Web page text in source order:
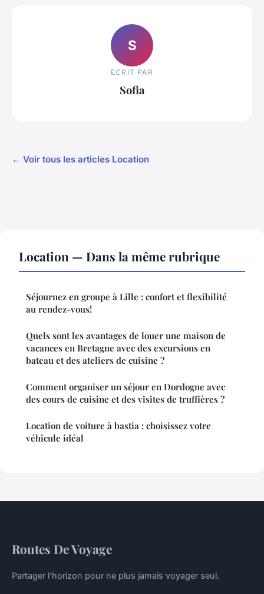
S
ECRIT PAR
Sofia
← Voir tous les articles Location
Location — Dans la même rubrique
Séjournez en groupe à Lille : confort et flexibilité
au rendez-vous!
Quels sont les avantages de louer une maison de
vacances en Bretagne avec des excursions en
bateau et des ateliers de cuisine ?
Comment organiser un séjour en Dordogne avec
des cours de cuisine et des visites de truffières ?
Location de voiture à bastia : choisissez votre
véhicule idéal
Routes De Voyage
Partager l'horizon pour ne plus jamais voyager seul.